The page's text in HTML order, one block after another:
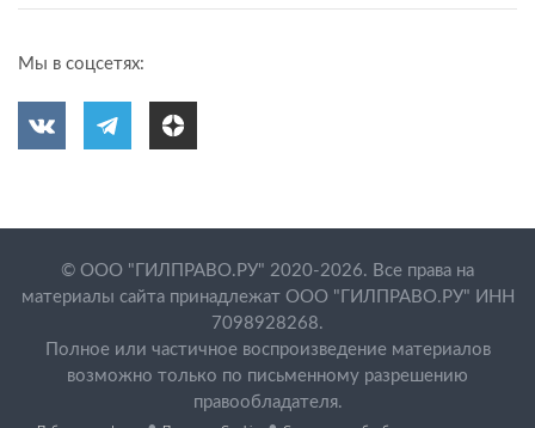
Мы в соцсетях:
© ООО "ГИЛПРАВО.РУ" 2020-2026. Все права на
материалы сайта принадлежат ООО "ГИЛПРАВО.РУ" ИНН
7098928268.
Полное или частичное воспроизведение материалов
возможно только по письменному разрешению
правообладателя.